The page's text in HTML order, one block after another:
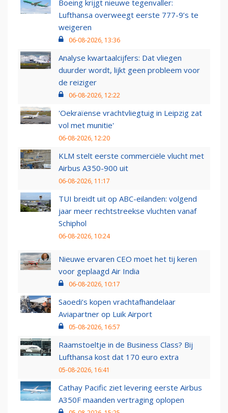
Boeing krijgt nieuwe tegenvaller:
Lufthansa overweegt eerste 777-9’s te
weigeren
06-08-2026, 13:36
Analyse kwartaalcijfers: Dat vliegen
duurder wordt, lijkt geen probleem voor
de reiziger
06-08-2026, 12:22
'Oekraïense vrachtvliegtuig in Leipzig zat
vol met munitie'
06-08-2026, 12:20
KLM stelt eerste commerciële vlucht met
Airbus A350-900 uit
06-08-2026, 11:17
TUI breidt uit op ABC-eilanden: volgend
jaar meer rechtstreekse vluchten vanaf
Schiphol
06-08-2026, 10:24
Nieuwe ervaren CEO moet het tij keren
voor geplaagd Air India
06-08-2026, 10:17
Saoedi’s kopen vrachtafhandelaar
Aviapartner op Luik Airport
05-08-2026, 16:57
Raamstoeltje in de Business Class? Bij
Lufthansa kost dat 170 euro extra
05-08-2026, 16:41
Cathay Pacific ziet levering eerste Airbus
A350F maanden vertraging oplopen